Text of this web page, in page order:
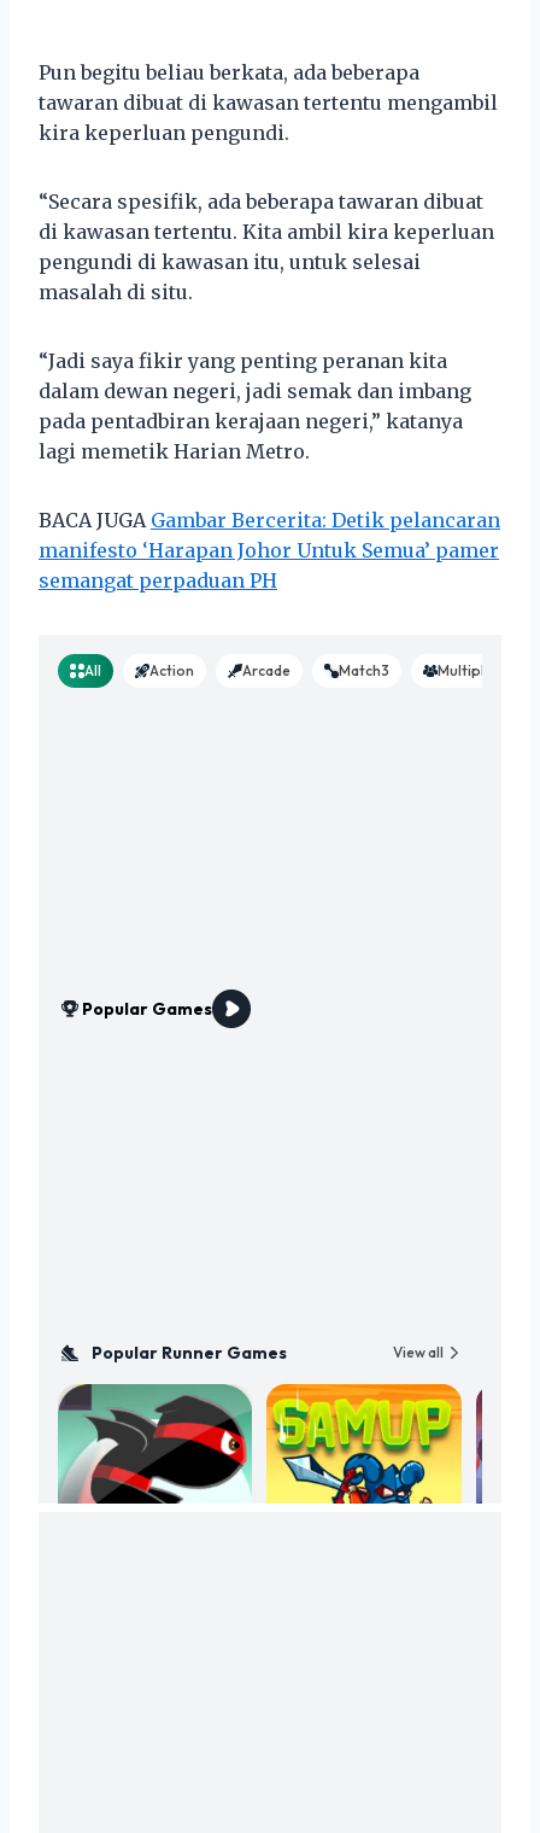
Pun begitu beliau berkata, ada beberapa
tawaran dibuat di kawasan tertentu mengambil
kira keperluan pengundi.
“Secara spesifik, ada beberapa tawaran dibuat
di kawasan tertentu. Kita ambil kira keperluan
pengundi di kawasan itu, untuk selesai
masalah di situ.
“Jadi saya fikir yang penting peranan kita
dalam dewan negeri, jadi semak dan imbang
pada pentadbiran kerajaan negeri,” katanya
lagi memetik Harian Metro.
BACA JUGA Gambar Bercerita: Detik pelancaran
manifesto ‘Harapan Johor Untuk Semua’ pamer
semangat perpaduan PH